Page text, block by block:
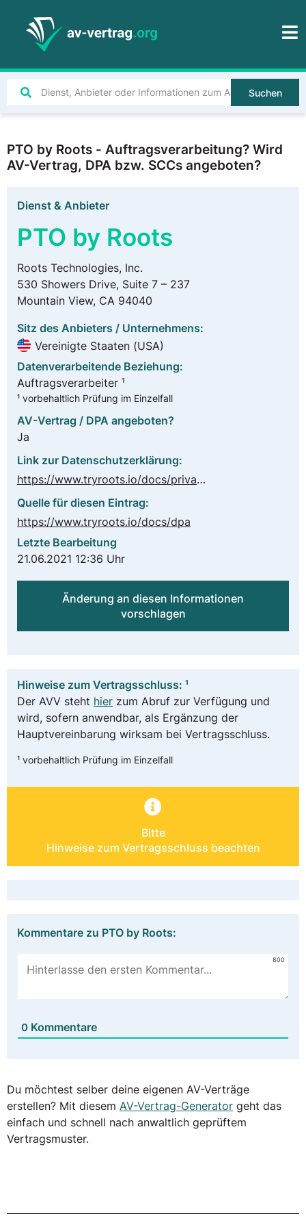
Suchen
PTO by Roots - Auftragsverarbeitung? Wird
AV-Vertrag, DPA bzw. SCCs angeboten?
Dienst & Anbieter
PTO by Roots
Roots Technologies, Inc.
530 Showers Drive, Suite 7 – 237
Mountain View, CA 94040
Sitz des Anbieters / Unternehmens:
Vereinigte Staaten (USA)
Datenverarbeitende Beziehung:
Auftragsverarbeiter ¹
¹ vorbehaltlich Prüfung im Einzelfall
AV-Vertrag / DPA angeboten?
Ja
Link zur Datenschutzerklärung:
https://www.tryroots.io/docs/privacy-policy
Quelle für diesen Eintrag:
https://www.tryroots.io/docs/dpa
Letzte Bearbeitung
21.06.2021 12:36 Uhr
Änderung an diesen Informationen
vorschlagen
Hinweise zum Vertragsschluss: ¹
Der AVV steht hier zum Abruf zur Verfügung und
wird, sofern anwendbar, als Ergänzung der
Hauptvereinbarung wirksam bei Vertragsschluss.
¹ vorbehaltlich Prüfung im Einzelfall
Bitte
Hinweise zum Vertragsschluss beachten
Kommentare zu PTO by Roots:
800
0 Kommentare
Du möchtest selber deine eigenen AV-Verträge
erstellen? Mit diesem AV-Vertrag-Generator geht das
einfach und schnell nach anwaltlich geprüftem
Vertragsmuster.